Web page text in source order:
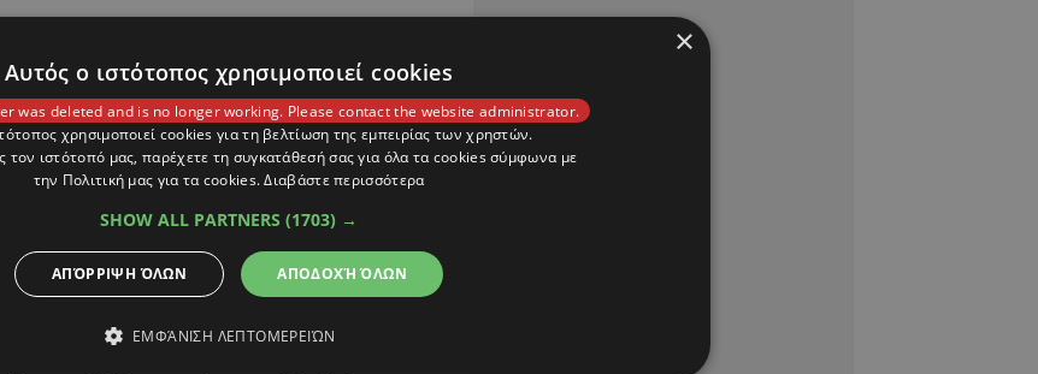
δεν εξισορροπείτα
δεν αμφιβάλλει ότι η Mazda θα
σπορ αυτοκίνητοκανείς δεν
αρκετά ώστε να εξασφαλίσει
×
Αυτός ο ιστότοπος χρησιμοποιεί cookies
was deleted and is no longer working. Please contact the website administrator.
χρησιμοποιεί cookies για τη βελτίωση της εμπειρίας των χρηστών.
τον ιστότοπό μας, παρέχετε τη συγκατάθεσή σας για όλα τα cookies σύμφωνα με
την Πολιτική μας για τα cookies.Διαβάστε περισσότερα
SHOW ALL PARTNERS (1703) →
ΑΠΟΔΟΧΉ ΌΛΩΝ
ΑΠΌΡΡΙΨΗ ΌΛΩΝ
ΕΜΦΆΝΙΣΗ ΛΕΠΤΟΜΕΡΕΙΏΝ